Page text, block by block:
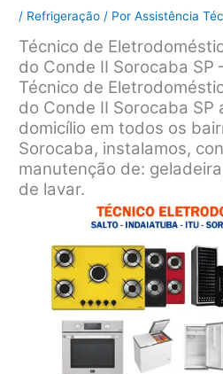
/ Refrigeração / PorAssistência
Técnico de
do Conde II Sorocaba SP
Técnico de
do Conde II Sorocaba SP
domicílio em todos os
Sorocaba, instalamos,
manutenção de:
de lavar.